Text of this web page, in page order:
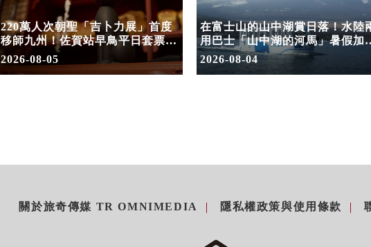
220萬人次朝聖「吉卜力展」首度
移師九州！佐賀站早鳥平日套票
8/10搶先開賣
2026-08-05
在富士山的山中湖賞日落！水陸
用巴士「山中湖的河馬」暑假加
夕陽班次
2026-08-04
關於旅奇傳媒 TR OMNIMEDIA 隱私權政策與使用條款